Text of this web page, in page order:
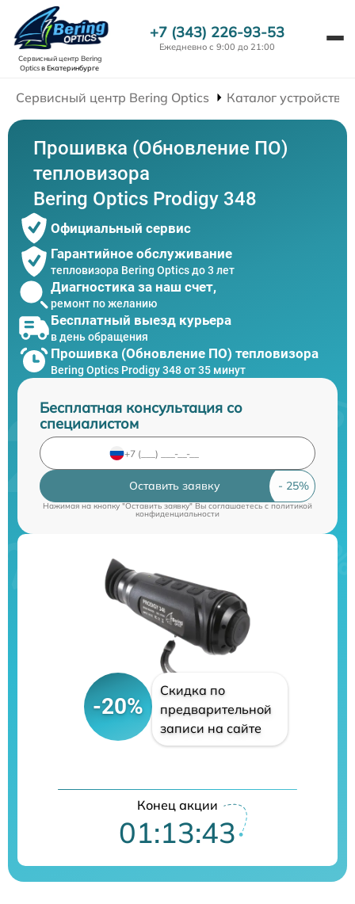
Сервисный центр Bering
Opticsв Екатеринбурге
+7 (343) 226-93-53
Ежедневно с 9:00 до 21:00
Сервисный центр Bering Optics Каталог устройств
Прошивка (Обновление ПО)
тепловизора
Bering Optics Prodigy 348
Официальный сервис
Гарантийное обслуживание
тепловизора Bering Optics до 3 лет
Диагностика за наш счет,
ремонт по желанию
Бесплатный выезд курьера
в день обращения
Прошивка (Обновление ПО) тепловизора
Bering Optics Prodigy 348 от 35 минут
Бесплатная консультация со
специалистом
Оставить заявку
Нажимая на кнопку "Оставить заявку" Вы соглашаетесь cполитикой
конфиденциальности
-20%
Скидка по
предварительной
записи на сайте
Конец акции
01:13:42